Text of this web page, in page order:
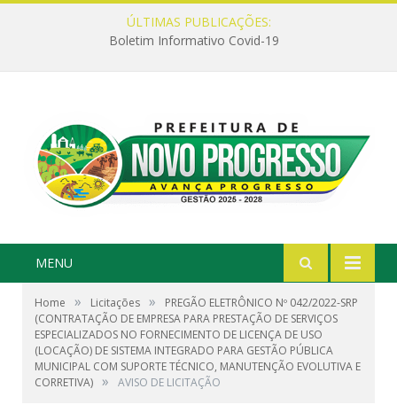
ÚLTIMAS PUBLICAÇÕES:
Boletim Informativo Covid-19
MENU
Home » Licitações »
PREGÃO ELETRÔNICO Nº 042/2022-SRP
(CONTRATAÇÃO DE EMPRESA PARA PRESTAÇÃO DE SERVIÇOS
ESPECIALIZADOS NO FORNECIMENTO DE LICENÇA DE USO
(LOCAÇÃO) DE SISTEMA INTEGRADO PARA GESTÃO PÚBLICA
MUNICIPAL COM SUPORTE TÉCNICO, MANUTENÇÃO EVOLUTIVA E
CORRETIVA) » AVISO DE LICITAÇÃO